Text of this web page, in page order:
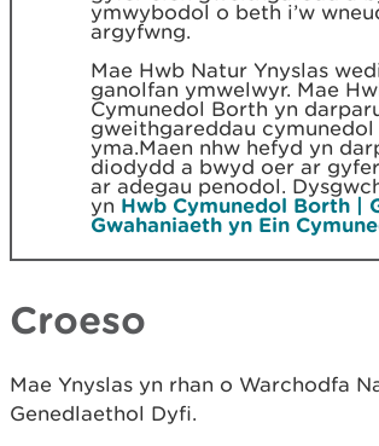
ymwybodol o beth i’w
argyfwng.
Mae Hwb Natur Ynyslas
ganolfan ymwelwyr. Mae
Cymunedol Borth yn
gweithgareddau
yma.Maen nhw hefyd yn
diodydd a bwyd oer ar
ar adegau penodol.
yn Hwb Cymunedol Borth |
Gwahaniaeth yn Ein
Croeso
Mae Ynyslas yn rhan o Warchodfa
Genedlaethol Dyfi.